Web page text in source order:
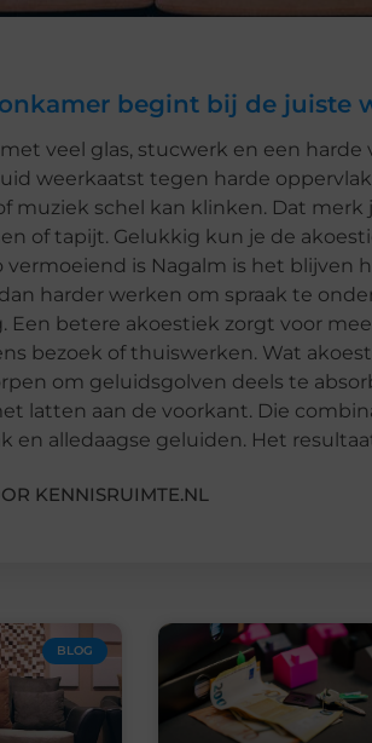
begint bij de juiste
veel glas, stucwerk en een
weerkaatst tegen harde
muziek schel kan klinken. Dat
of tapijt. Gelukkig kun je de
vermoeiend is Nagalm is het blijven
harder werken om spraak te
Een betere akoestiek zorgt voor
bezoek of thuiswerken. Wat
om geluidsgolven deels te
latten aan de voorkant. Die
en alledaagse geluiden. Het
KENNISRUIMTE.NL
BLOG